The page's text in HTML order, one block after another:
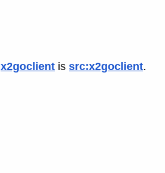
x2goclient is src:x2goclient.